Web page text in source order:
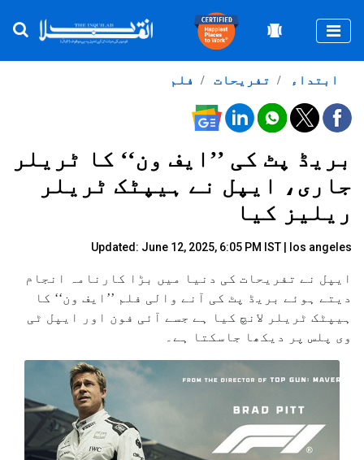
فلم تفریحات ابتداء
بریڈ پٹ کی ’’ایف ون‘‘ کا ٹریلر
جاری، ایپل نے ہیپٹک ٹریلر
ریلیز کیا
Updated: June 12, 2025, 6:05 PM IST | los angeles
ایپل نے تفریحات کی دنیا میں بڑا کارنامہ انجام
دیتے ہوئے بریڈ پٹ کی آنے والی فلم ’’ایف ون‘‘ کا
ہیپٹک ٹریلر لانچ کیا ہے جسے آئی فون اور ایپل ٹی
وی پلس پر دیکھا جاسکتا ہے۔